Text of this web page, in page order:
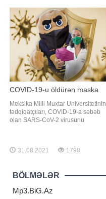
Doğru səhər yeməyi - 5 kq. arıqladır.
"Sağlam bəslənməyə çalışıram.
Amm
COVID-19-u öldürən maska
Meksika Milli Muxtar Universitetinin
tədqiqatçıları, COVID-19-a səbəb
olan SARS-CoV-2 virusunu
gümüş və misdən ibarət üç nano
31.08.2021 1798
BÖLMƏLƏR
Mp3.BiG.Az